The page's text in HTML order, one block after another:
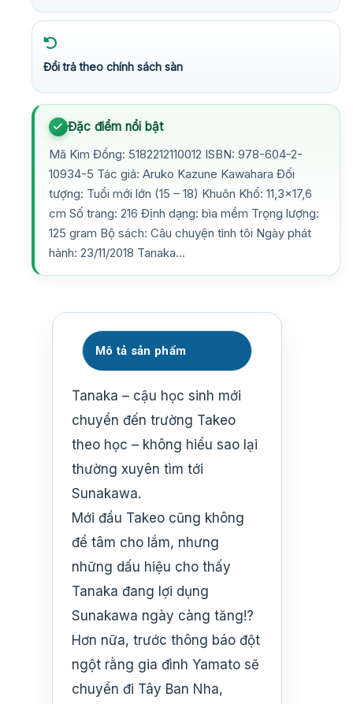
Đổi trả theo chính sách sàn
Đặc điểm nổi bật
Mã Kim Đồng: 5182212110012 ISBN: 978-604-2-
10934-5 Tác giả: Aruko Kazune Kawahara Đối
tượng: Tuổi mới lớn (15 – 18) Khuôn Khổ: 11,3×17,6
cm Số trang: 216 Định dạng: bìa mềm Trọng lượng:
125 gram Bộ sách: Câu chuyện tình tôi Ngày phát
hành: 23/11/2018 Tanaka…
Mô tả sản phẩm
Tanaka – cậu học sinh mới
chuyển đến trường Takeo
theo học – không hiểu sao lại
thường xuyên tìm tới
Sunakawa.
Mới đầu Takeo cũng không
để tâm cho lắm, nhưng
những dấu hiệu cho thấy
Tanaka đang lợi dụng
Sunakawa ngày càng tăng!?
Hơn nữa, trước thông báo đột
ngột rằng gia đình Yamato sẽ
chuyển đi Tây Ban Nha,